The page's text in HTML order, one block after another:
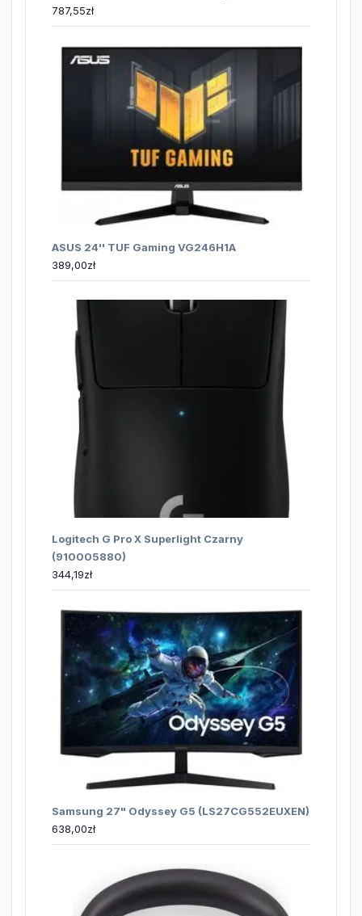
787,55zł
ASUS 24'' TUF Gaming VG246H1A
389,00zł
Logitech G Pro X Superlight Czarny
(910005880)
344,19zł
Samsung 27" Odyssey G5 (LS27CG552EUXEN)
638,00zł